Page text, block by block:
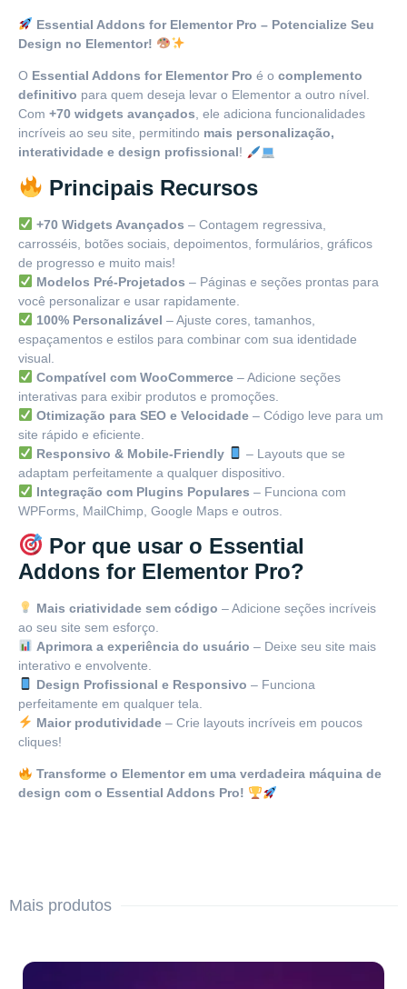
Essential Addons for Elementor Pro – Potencialize Seu
Design no Elementor!
O Essential Addons for Elementor Pro é o complemento
definitivo para quem deseja levar o Elementor a outro nível.
Com +70 widgets avançados, ele adiciona funcionalidades
incríveis ao seu site, permitindo mais personalização,
interatividade e design profissional!
Principais Recursos
+70 Widgets Avançados – Contagem regressiva,
carrosséis, botões sociais, depoimentos, formulários, gráficos
de progresso e muito mais!
Modelos Pré-Projetados – Páginas e seções prontas para
você personalizar e usar rapidamente.
100% Personalizável – Ajuste cores, tamanhos,
espaçamentos e estilos para combinar com sua identidade
visual.
Compatível com WooCommerce– Adicione seções
interativas para exibir produtos e promoções.
Otimização para SEO e Velocidade– Código leve para um
site rápido e eficiente.
Responsivo & Mobile-Friendly
– Layouts que se
adaptam perfeitamente a qualquer dispositivo.
Integração com Plugins Populares – Funciona com
WPForms, MailChimp, Google Maps e outros.
Por que usar o Essential
Addons for Elementor Pro?
Mais criatividade sem código – Adicione seções incríveis
ao seu site sem esforço.
Aprimora a experiência do usuário – Deixe seu site mais
interativo e envolvente.
Design Profissional e Responsivo – Funciona
perfeitamente em qualquer tela.
Maior produtividade– Crie layouts incríveis em poucos
cliques!
Transforme o Elementor em uma verdadeira máquina de
design com o Essential Addons Pro!
Mais produtos